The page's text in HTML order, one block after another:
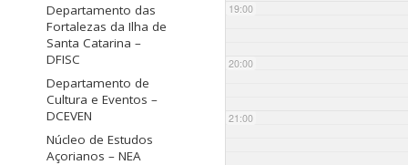
Departamento das
Fortalezas da Ilha de
Santa Catarina –
DFISC
Departamento de
Cultura e Eventos –
DCEVEN
Núcleo de Estudos
Açorianos – NEA
19:00
20:00
21:00